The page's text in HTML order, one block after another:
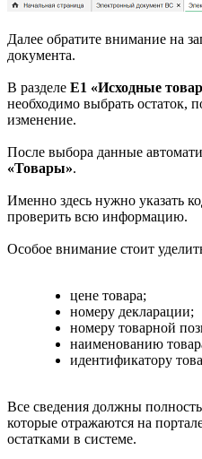
Далее обратите внимание на
документа.
В разделе Е1 «Исходные
необходимо выбрать остаток,
изменение.
После выбора данные
«Товары».
Именно здесь нужно указать
проверить всю информацию.
Особое внимание стоит
цене товара;
номеру декларации;
номеру товарной
наименованию
идентификатору
Все сведения должны
которые отражаются на
остатками в системе.